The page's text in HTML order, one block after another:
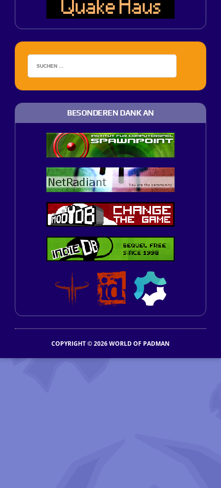
BESONDEREN DANK AN
COPYRIGHT © 2026 WORLD OF PADMAN